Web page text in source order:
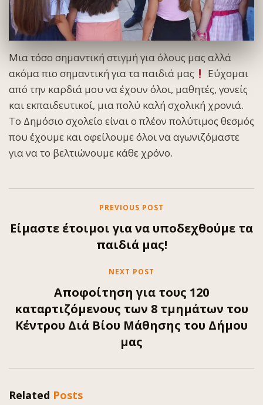
Μια τόσο σημαντική στιγμή για όλους μας αλλά
ακόμα πιο σημαντική για τα παιδιά μας
Εύχομαι
από την καρδιά μου να έχουν όλοι, μαθητές, γονείς
και εκπαιδευτικοί, μια πολύ καλή σχολική χρονιά.
Το Δημόσιο σχολείο είναι ο πλέον πολύτιμος θεσμός
που έχουμε και οφείλουμε όλοι να αγωνιζόμαστε
για να το βελτιώνουμε κάθε χρόνο.
PREVIOUS POST
Είμαστε έτοιμοι για να υποδεχθούμε τα
παιδιά μας!
NEXT POST
Αποφοίτηση για τους 120
καταρτιζόμενους των 8 τμημάτων του
Κέντρου Διά Βίου Μάθησης του Δήμου
μας
Related Posts